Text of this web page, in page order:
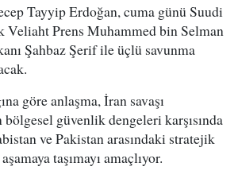
Tayyip Erdoğan, cuma günü Suudi
Veliaht Prens Muhammed bin Selman
Şahbaz Şerif ile üçlü savunma
göre anlaşma, İran savaşı
bölgesel güvenlik dengeleri karşısında
ve Pakistan arasındaki stratejik
taşımayı amaçlıyor.